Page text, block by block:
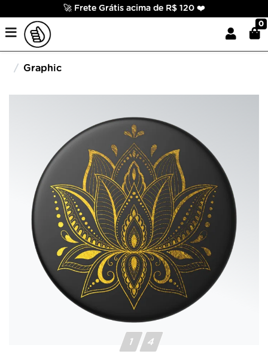
🚀 Frete Grátis acima de R$ 120 ❤️
0
Graphic